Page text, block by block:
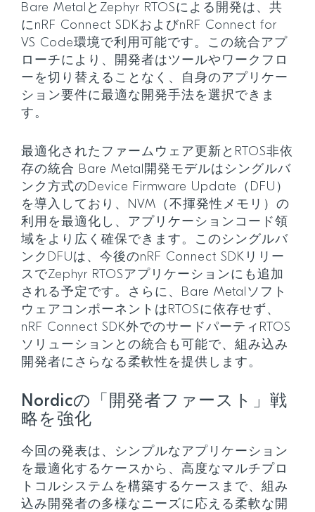
Bare MetalとZephyr RTOSによる開発は、共
にnRF Connect SDKおよびnRF Connect for
VS Code環境で利用可能です。この統合アプ
ローチにより、開発者はツールやワークフロ
ーを切り替えることなく、自身のアプリケー
ション要件に最適な開発手法を選択できま
す。
最適化されたファームウェア更新とRTOS非依
存の統合 Bare Metal開発モデルはシングルバ
ンク方式のDevice Firmware Update（DFU）
を導入しており、NVM（不揮発性メモリ）の
利用を最適化し、アプリケーションコード領
域をより広く確保できます。このシングルバ
ンクDFUは、今後のnRF Connect SDKリリー
スでZephyr RTOSアプリケーションにも追加
される予定です。さらに、Bare Metalソフト
ウェアコンポーネントはRTOSに依存せず、
nRF Connect SDK外でのサードパーティRTOS
ソリューションとの統合も可能で、組み込み
開発者にさらなる柔軟性を提供します。
Nordicの「開発者ファースト」戦
略を強化
今回の発表は、シンプルなアプリケーション
を最適化するケースから、高度なマルチプロ
トコルシステムを構築するケースまで、組み
込み開発者の多様なニーズに応える柔軟な開